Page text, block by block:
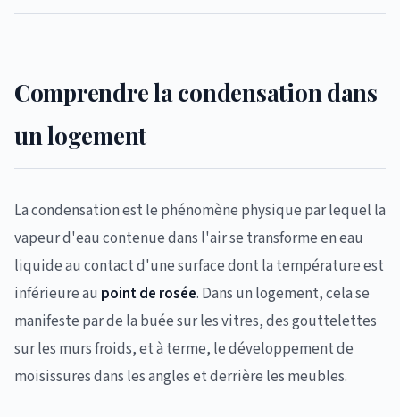
Comprendre la condensation dans
un logement
La condensation est le phénomène physique par lequel la
vapeur d'eau contenue dans l'air se transforme en eau
liquide au contact d'une surface dont la température est
inférieure au point de rosée. Dans un logement, cela se
manifeste par de la buée sur les vitres, des gouttelettes
sur les murs froids, et à terme, le développement de
moisissures dans les angles et derrière les meubles.